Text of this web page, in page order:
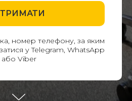
номер телефону, за яким
у Telegram, WhatsApp
або Viber